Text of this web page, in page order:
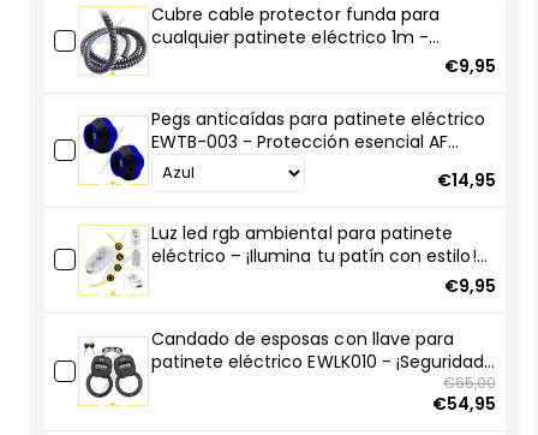
PRO
–
Instalación
fácil
autonomía
superior
AF
SCOOTERS
PRO
–
fácil
y
autonomía
superior
con
AF
SCOOTERS
Cubre cable protector funda para
cualquier patinete eléctrico 1m -
€9,95
Pegs anticaídas para patinete eléctrico
EWTB-003 - Protección esencial AF
SCOOTERS
€14,95
Luz led rgb ambiental para patinete
eléctrico – ¡Ilumina tu patín con estilo!
€9,95
Candado de esposas con llave para
patinete eléctrico EWLK010 - ¡Seguridad
€65,00
€54,95